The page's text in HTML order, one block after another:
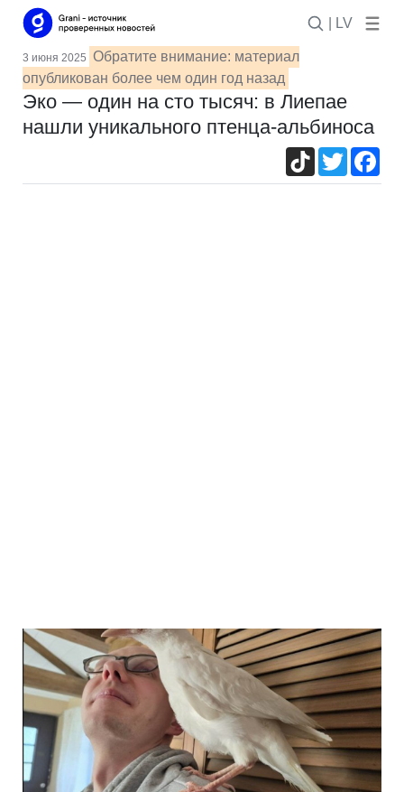
| LV
3 июня 2025 Обратите внимание: материал
опубликован более чем один год назад
Эко — один на сто тысяч: в Лиепае
нашли уникального птенца-альбиноса
TikTokTwitter